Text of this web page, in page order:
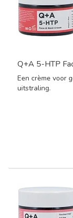
Q+A 5-HTP
Een crème voor
uitstraling.